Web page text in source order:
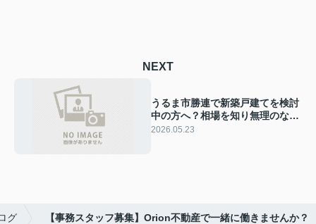
NEXT
うるま市勝連で新築戸建てを検討
中の方へ？相場を知り無理のない
購入計画を立てる方法
2026.05.23
グ 【事務スタッフ募集】Orion不動産で一緒に働きませんか？